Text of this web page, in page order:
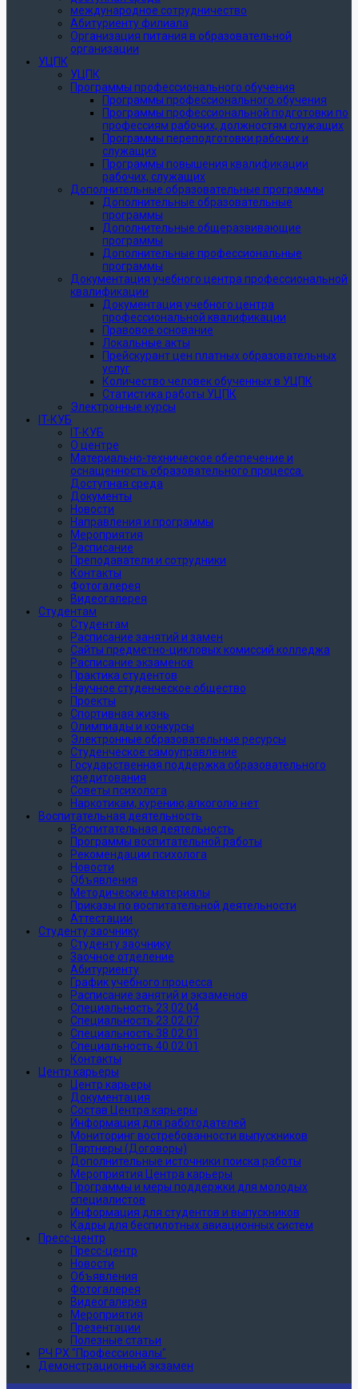
международное сотрудничество
Абитуриенту филиала
Организация питания в образовательной
организации
УЦПК
УЦПК
Программы профессионального обучения
Программы профессионального обучения
Программы профессиональной подготовки по
профессиям рабочих, должностям служащих
Программы переподготовки рабочих и
служащих
Программы повышения квалификации
рабочих, служащих
Дополнительные образовательные программы
Дополнительные образовательные
программы
Дополнительные общеразвивающие
программы
Дополнительные профессиональные
программы
Документация учебного центра профессиональной
квалификации
Документация учебного центра
профессиональной квалификации
Правовое основание
Локальные акты
Прейскурант цен платных образовательных
услуг
Количество человек обученных в УЦПК
Статистика работы УЦПК
Электронные курсы
IT-КУБ
IT-КУБ
О центре
Материально-техническое обеспечение и
оснащенность образовательного процесса.
Доступная среда
Документы
Новости
Направления и программы
Мероприятия
Расписание
Преподаватели и сотрудники
Контакты
Фотогалерея
Видеогалерея
Студентам
Студентам
Расписание занятий и замен
Сайты предметно-цикловых комиссий колледжа
Расписание экзаменов
Практика студентов
Научное студенческое общество
Проекты
Спортивная жизнь
Олимпиады и конкурсы
Электронные образовательные ресурсы
Студенческое самоуправление
Государственная поддержка образовательного
кредитования
Советы психолога
Наркотикам, курению,алкоголю нет
Воспитательная деятельность
Воспитательная деятельность
Программы воспитательной работы
Рекомендации психолога
Новости
Объявления
Методические материалы
Приказы по воспитательной деятельности
Аттестации
Студенту заочнику
Студенту заочнику
Заочное отделение
Абитуриенту
График учебного процесса
Расписание занятий и экзаменов
Специальность 23.02.04
Специальность 23.02.07
Специальность 38.02.01
Специальность 40.02.01
Контакты
Центр карьеры
Центр карьеры
Документация
Состав Центра карьеры
Информация для работодателей
Мониторинг востребованности выпускников
Партнеры (Договоры)
Дополнительные источники поиска работы
Мероприятия Центра карьеры
Программы и меры поддержки для молодых
специалистов
Информация для студентов и выпускников
Кадры для беспилотных авиационных систем
Пресс-центр
Пресс-центр
Новости
Объявления
Фотогалерея
Видеогалерея
Мероприятия
Презентации
Полезные статьи
РЧ РХ "Профессионалы"
Демонстрационный экзамен